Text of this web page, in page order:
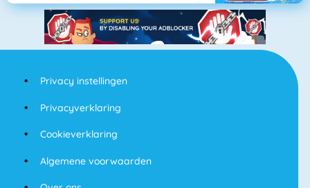
Privacy instellingen
Privacyverklaring
Cookieverklaring
Algemene voorwaarden